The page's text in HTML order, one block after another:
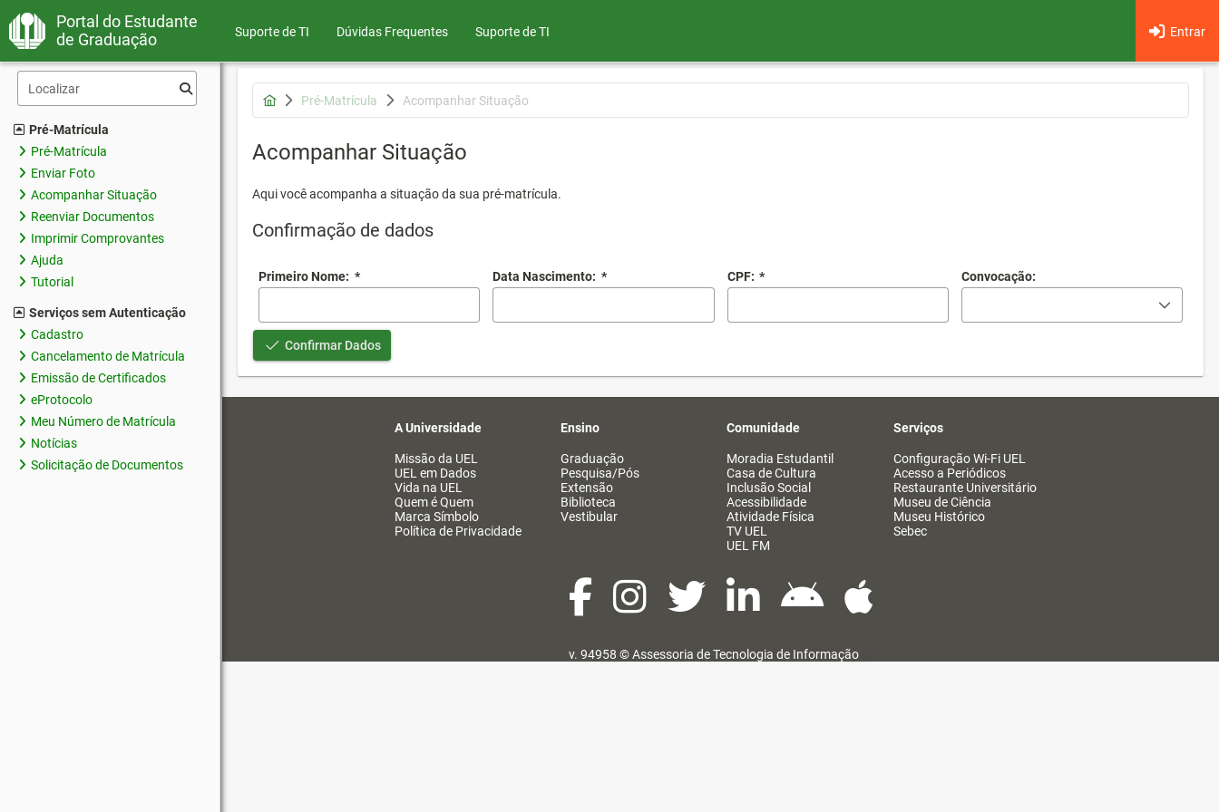
Portal do Estudante
de Graduação
Suporte de TI Dúvidas Frequentes Entrar
Suporte de TI
Pré-Matrícula
Pré-Matrícula
Enviar Foto
Acompanhar Situação
Reenviar Documentos
Imprimir Comprovantes
Ajuda
Tutorial
Serviços sem Autenticação
Cadastro
Cancelamento de Matrícula
Emissão de Certificados
eProtocolo
Meu Número de Matrícula
Notícias
Solicitação de Documentos
Pré-Matrícula Acompanhar Situação
Acompanhar Situação
Aqui você acompanha a situação da sua pré-matrícula.
Confirmação de dados
Primeiro Nome: * Data Nascimento: * CPF: * Convocação:
Confirmar Dados
A Universidade
Missão da UEL
UEL em Dados
Vida na UEL
Quem é Quem
Marca Símbolo
Política de Privacidade
Ensino
Graduação
Pesquisa/Pós
Extensão
Biblioteca
Vestibular
Comunidade
Moradia Estudantil
Casa de Cultura
Inclusão Social
Acessibilidade
Atividade Física
TV UEL
UEL FM
Serviços
Configuração Wi-Fi UEL
Acesso a Periódicos
Restaurante Universitário
Museu de Ciência
Museu Histórico
Sebec
v. 94958 ©Assessoria de Tecnologia de Informação